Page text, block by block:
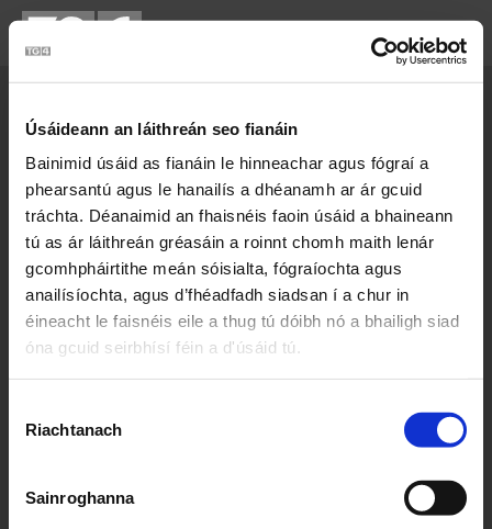
Úsáideann an láithreán seo fianáin
Bainimid úsáid as fianáin le hinneachar agus fógraí a
phearsantú agus le hanailís a dhéanamh ar ár gcuid
tráchta. Déanaimid an fhaisnéis faoin úsáid a bhaineann
tú as ár láithreán gréasáin a roinnt chomh maith lenár
gcomhpháirtithe meán sóisialta, fógraíochta agus
anailísíochta, agus d’fhéadfadh siadsan í a chur in
éineacht le faisnéis eile a thug tú dóibh nó a bhailigh siad
óna gcuid seirbhísí féin a d'úsáid tú.
Toilithe
Riachtanach
Sainroghanna
Cartlann Sean Nóis
Máirtín Ó Meachair
Gaillimh